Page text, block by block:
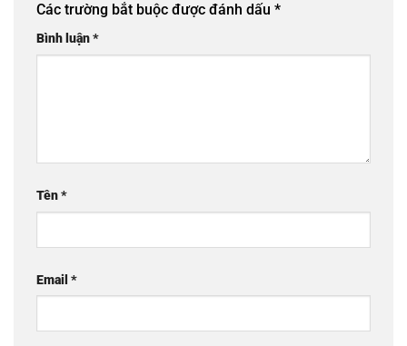
Các trường bắt buộc được đánh dấu *
Bình luận*
Tên*
Email *